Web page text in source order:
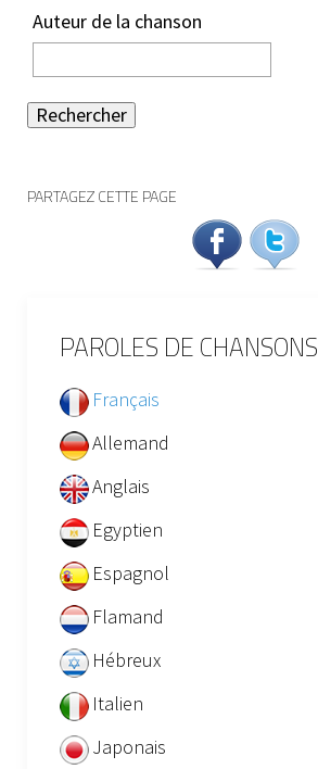
Auteur de la chanson
Rechercher
PARTAGEZ CETTE PAGE
PAROLES DE CHANSONS
Français
Allemand
Anglais
Egyptien
Espagnol
Flamand
Hébreux
Italien
Japonais